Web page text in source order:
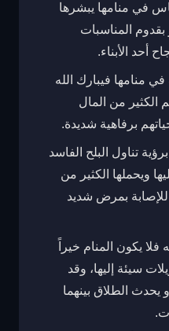
في منامها يبشرها
المناسبات
أحد الأبناء.
منامها فيبارك الله
الكثير من المال
برفاهية شديدة.
تناول البلح الفاسد
ويحملها الكثير من
بمرض شديد
يكون المنام خيراً
سيئة إليها، وقد
يحدث الطلاق بينهما